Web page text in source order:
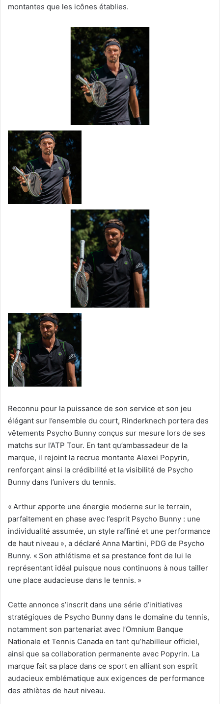
montantes que les icônes établies.
Reconnu pour la puissance de son service et son jeu
élégant sur l’ensemble du court, Rinderknech portera des
vêtements Psycho Bunny conçus sur mesure lors de ses
matchs sur l’ATP Tour. En tant qu’ambassadeur de la
marque, il rejoint la recrue montante Alexei Popyrin,
renforçant ainsi la crédibilité et la visibilité de Psycho
Bunny dans l’univers du tennis.
« Arthur apporte une énergie moderne sur le terrain,
parfaitement en phase avec l’esprit Psycho Bunny : une
individualité assumée, un style raffiné et une performance
de haut niveau », a déclaré Anna Martini, PDG de Psycho
Bunny. « Son athlétisme et sa prestance font de lui le
représentant idéal puisque nous continuons à nous tailler
une place audacieuse dans le tennis. »
Cette annonce s’inscrit dans une série d’initiatives
stratégiques de Psycho Bunny dans le domaine du tennis,
notamment son partenariat avec l’Omnium Banque
Nationale et Tennis Canada en tant qu’habilleur officiel,
ainsi que sa collaboration permanente avec Popyrin. La
marque fait sa place dans ce sport en alliant son esprit
audacieux emblématique aux exigences de performance
des athlètes de haut niveau.